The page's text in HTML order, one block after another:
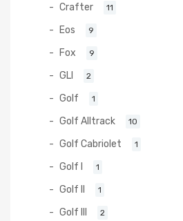
Crafter 11
Eos 9
Fox 9
GLI 2
Golf 1
Golf Alltrack 10
Golf Cabriolet 1
Golf I 1
Golf II 1
Golf III 2